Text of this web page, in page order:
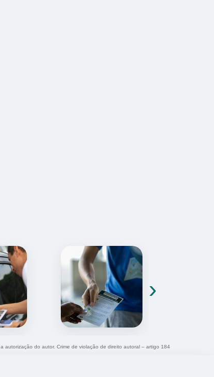
›
autorização do autor. Crime de violação de direito autoral – artigo 184